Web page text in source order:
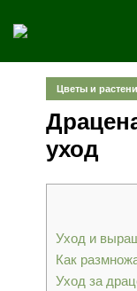
Цветы и
уход
Уход и
Как
Уход за